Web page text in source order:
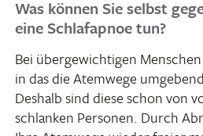
Was können Sie selbst
eine Schlafapnoe tun?
Bei über­ge­wich­tigen
in das die Atem­wege
Deshalb sind diese schon von
schlanken Personen. Durch